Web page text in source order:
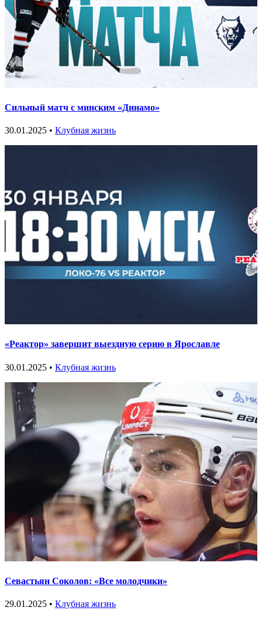
Сильный матч с минским «Динамо»
30.01.2025 • Клубная жизнь
«Реактор» завершит выездную серию в Ярославле
30.01.2025 • Клубная жизнь
Севастьян Соколов: «Все молодчики»
29.01.2025 • Клубная жизнь